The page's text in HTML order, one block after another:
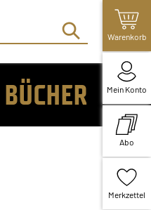
Warenkorb
Mein Konto
Abo
Merkzettel
BÜCHER